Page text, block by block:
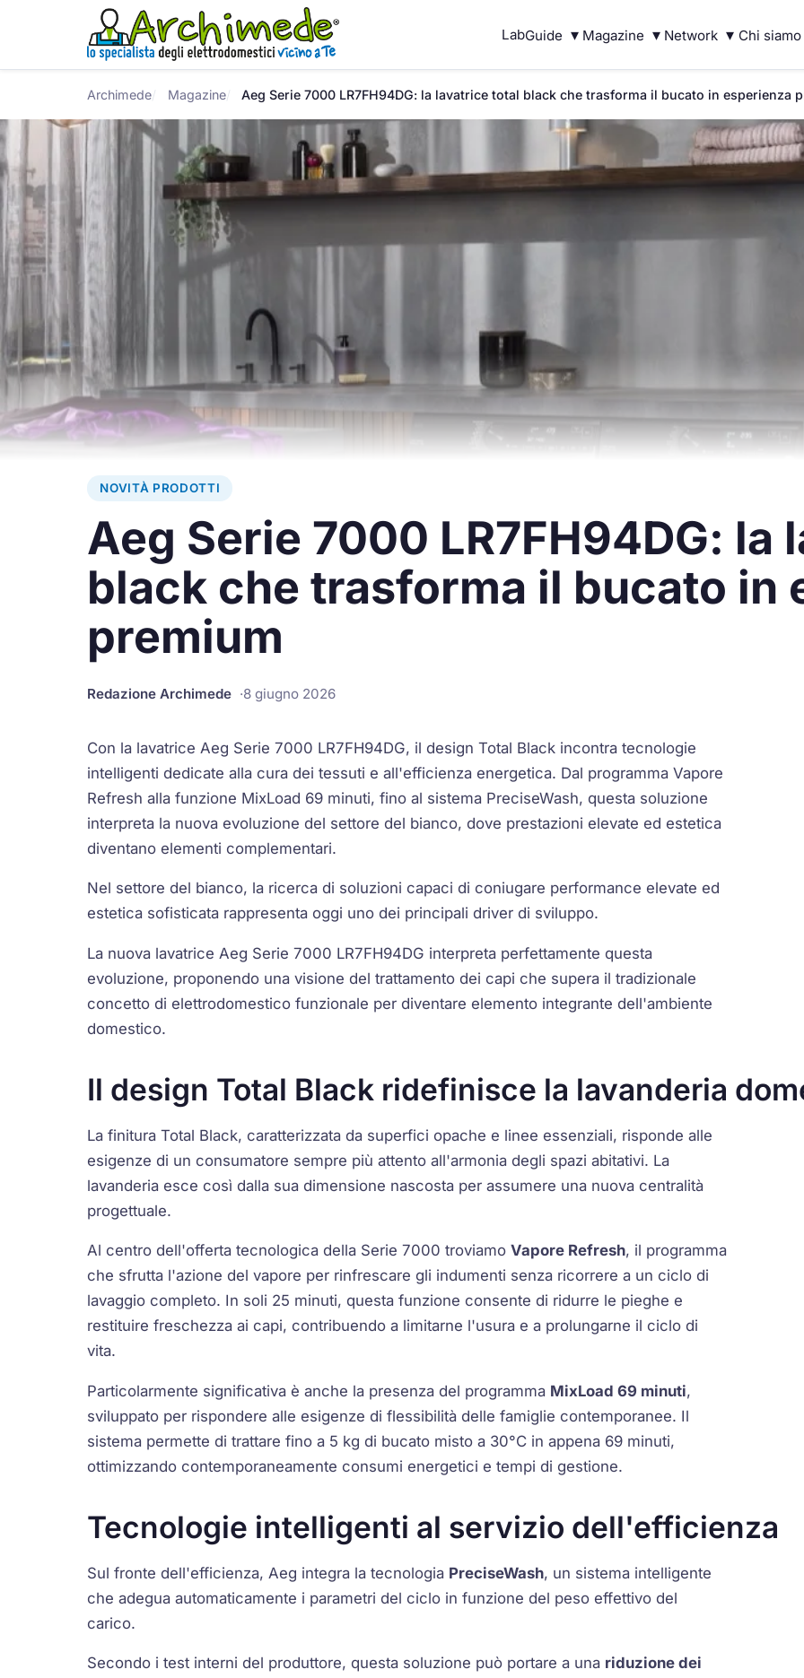
LabGuide ▾ Magazine ▾ Network ▾ Chi siamo
Archimede Magazine Aeg Serie 7000 LR7FH94DG: la lavatrice total black che trasforma il bucato in esperienza
NOVITÀ PRODOTTI
Aeg Serie 7000 LR7FH94DG: la
black che trasforma il bucato in
premium
Redazione Archimede 8 giugno 2026
Con la lavatrice Aeg Serie 7000 LR7FH94DG, il design Total Black incontra tecnologie
intelligenti dedicate alla cura dei tessuti e all'efficienza energetica. Dal programma Vapore
Refresh alla funzione MixLoad 69 minuti, fino al sistema PreciseWash, questa soluzione
interpreta la nuova evoluzione del settore del bianco, dove prestazioni elevate ed estetica
diventano elementi complementari.
Nel settore del bianco, la ricerca di soluzioni capaci di coniugare performance elevate ed
estetica sofisticata rappresenta oggi uno dei principali driver di sviluppo.
La nuova lavatrice Aeg Serie 7000 LR7FH94DG interpreta perfettamente questa
evoluzione, proponendo una visione del trattamento dei capi che supera il tradizionale
concetto di elettrodomestico funzionale per diventare elemento integrante dell'ambiente
domestico.
Il design Total Black ridefinisce la lavanderia
La finituraTotal Black, caratterizzata da superfici opache e linee essenziali, risponde alle
esigenze di un consumatore sempre più attento all'armonia degli spazi abitativi. La
lavanderia esce così dalla sua dimensione nascosta per assumere una nuova centralità
progettuale.
Al centro dell'offerta tecnologica della Serie 7000 troviamoVapore Refresh, il programma
che sfrutta l'azione del vapore per rinfrescare gli indumenti senza ricorrere a un ciclo di
lavaggio completo. In soli 25 minuti, questa funzione consente di ridurre le pieghe e
restituire freschezza ai capi, contribuendo a limitarne l'usura e a prolungarne il ciclo di
vita.
Particolarmente significativa è anche la presenza del programma MixLoad 69 minuti,
sviluppato per rispondere alle esigenze di flessibilità delle famiglie contemporanee. Il
sistema permette di trattare fino a 5 kg di bucato misto a 30°C in appena 69 minuti,
ottimizzando contemporaneamente consumi energetici e tempi di gestione.
Tecnologie intelligenti al servizio dell'efficienza
Sul fronte dell'efficienza, Aeg integra la tecnologia PreciseWash, un sistema intelligente
che adegua automaticamente i parametri del ciclo in funzione del peso effettivo del
carico.
Secondo i test interni del produttore, questa soluzione può portare a una riduzione dei